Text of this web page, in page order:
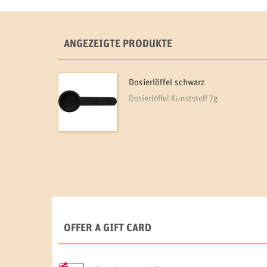
ANGEZEIGTE PRODUKTE
Dosierlöffel schwarz
Dosierlöffel Kunststoff 7g
OFFER A GIFT CARD